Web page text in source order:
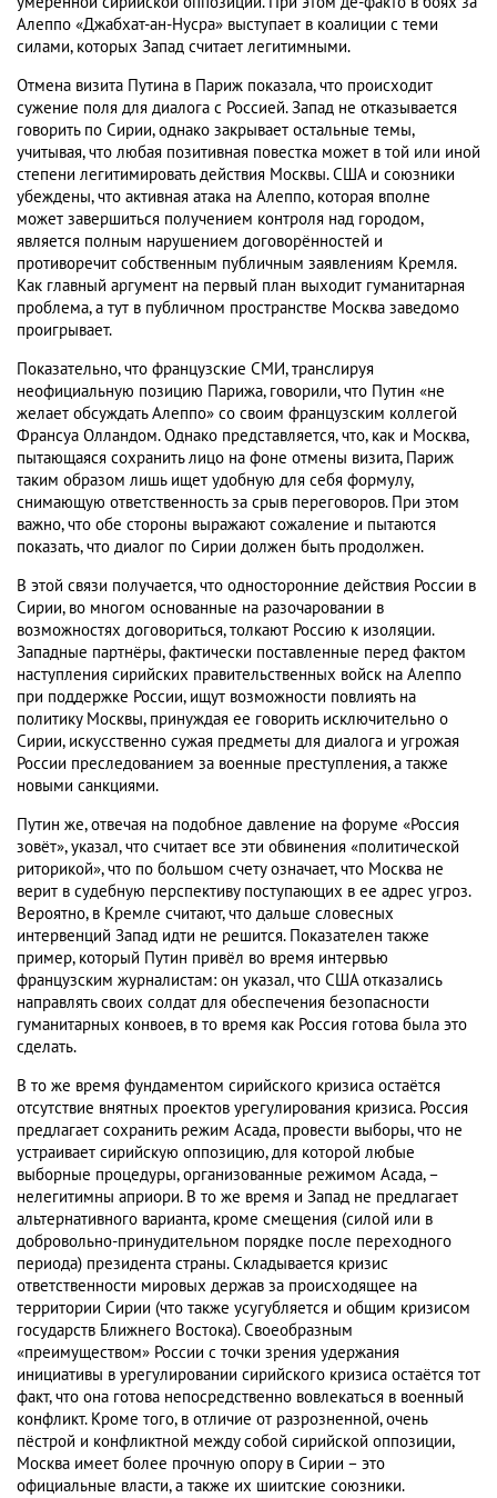
Алеппо «Джабхат-ан-Нусра» выступает в коалиции с теми
силами, которых Запад считает легитимными.
Отмена визита Путина в Париж показала, что происходит
сужение поля для диалога с Россией. Запад не отказывается
говорить по Сирии, однако закрывает остальные темы,
учитывая, что любая позитивная повестка может в той или иной
степени легитимировать действия Москвы. США и союзники
убеждены, что активная атака на Алеппо, которая вполне
может завершиться получением контроля над городом,
является полным нарушением договорённостей и
противоречит собственным публичным заявлениям Кремля.
Как главный аргумент на первый план выходит гуманитарная
проблема, а тут в публичном пространстве Москва заведомо
проигрывает.
Показательно, что французские СМИ, транслируя
неофициальную позицию Парижа, говорили, что Путин «не
желает обсуждать Алеппо» со своим французским коллегой
Франсуа Олландом. Однако представляется, что, как и Москва,
пытающаяся сохранить лицо на фоне отмены визита, Париж
таким образом лишь ищет удобную для себя формулу,
снимающую ответственность за срыв переговоров. При этом
важно, что обе стороны выражают сожаление и пытаются
показать, что диалог по Сирии должен быть продолжен.
В этой связи получается, что односторонние действия России в
Сирии, во многом основанные на разочаровании в
возможностях договориться, толкают Россию к изоляции.
Западные партнёры, фактически поставленные перед фактом
наступления сирийских правительственных войск на Алеппо
при поддержке России, ищут возможности повлиять на
политику Москвы, принуждая ее говорить исключительно о
Сирии, искусственно сужая предметы для диалога и угрожая
России преследованием за военные преступления, а также
новыми санкциями.
Путин же, отвечая на подобное давление на форуме «Россия
зовёт», указал, что считает все эти обвинения «политической
риторикой», что по большом счету означает, что Москва не
верит в судебную перспективу поступающих в ее адрес угроз.
Вероятно, в Кремле считают, что дальше словесных
интервенций Запад идти не решится. Показателен также
пример, который Путин привёл во время интервью
французским журналистам: он указал, что США отказались
направлять своих солдат для обеспечения безопасности
гуманитарных конвоев, в то время как Россия готова была это
сделать.
В то же время фундаментом сирийского кризиса остаётся
отсутствие внятных проектов урегулирования кризиса. Россия
предлагает сохранить режим Асада, провести выборы, что не
устраивает сирийскую оппозицию, для которой любые
выборные процедуры, организованные режимом Асада, –
нелегитимны априори. В то же время и Запад не предлагает
альтернативного варианта, кроме смещения (силой или в
добровольно-принудительном порядке после переходного
периода) президента страны. Складывается кризис
ответственности мировых держав за происходящее на
территории Сирии (что также усугубляется и общим кризисом
государств Ближнего Востока). Своеобразным
«преимуществом» России с точки зрения удержания
инициативы в урегулировании сирийского кризиса остаётся тот
факт, что она готова непосредственно вовлекаться в военный
конфликт. Кроме того, в отличие от разрозненной, очень
пёстрой и конфликтной между собой сирийской оппозиции,
Москва имеет более прочную опору в Сирии – это
официальные власти, а также их шиитские союзники.